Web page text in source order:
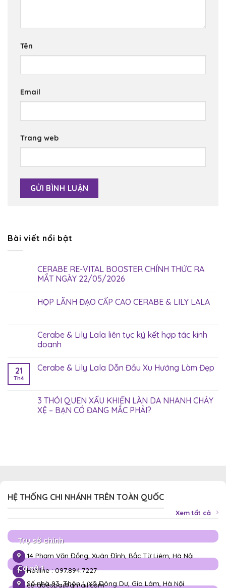
Tên
Email
Trang web
Bài viết nổi bật
CERABE RE-VITAL BOOSTER CHÍNH THỨC RA
MẮT NGÀY 22/05/2026
HỌP LÃNH ĐẠO CẤP CAO CERABE & LILY LALA
Cerabe & Lily Lala liên tục ký kết hợp tác kinh
doanh
21
Th4
Cerabe & Lily Lala Dẫn Đầu Xu Hướng Làm Đẹp
3 THÓI QUEN XẤU KHIẾN LÀN DA NHANH CHẢY
XỆ – BẠN CÓ ĐANG MẮC PHẢI?
HỆ THỐNG CHI NHÁNH TRÊN TOÀN QUỐC
Xem tất cả
Trụ sở chính
14 Phạm Văn Đồng, Xuân Đỉnh, Bắc Từ Liêm, Hà Nội
Hotline : 097.894.7227
cerabespa@gmail.com
Cơ sở 1
Số nhà 93, Thôn 1, Xã Đông Dư, Gia Lâm, Hà Nội